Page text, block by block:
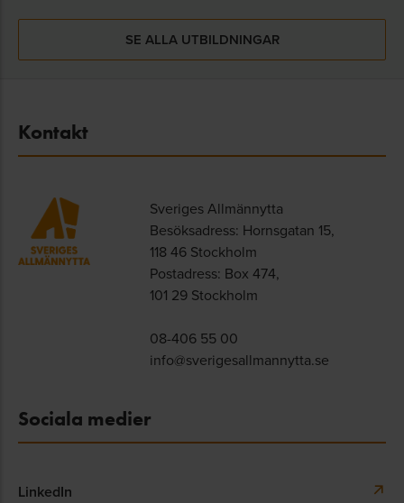
SE ALLA UTBILDNINGAR
Kontakt
Sveriges Allmännytta
Besöksadress: Hornsgatan 15,
118 46 Stockholm
Postadress: Box 474,
101 29 Stockholm
08-406 55 00
info@sverigesallmannytta.se
Sociala medier
LinkedIn